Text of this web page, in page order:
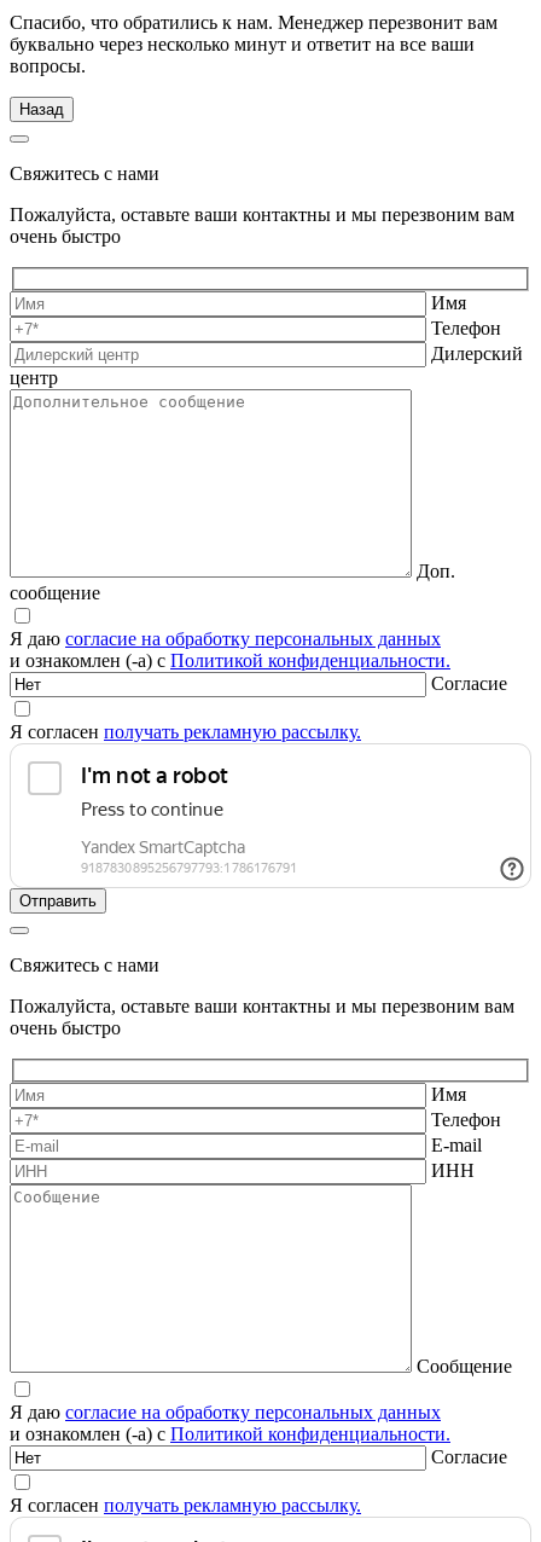
Спасибо, что обратились к нам. Менеджер перезвонит вам
буквально через несколько минут и ответит на все ваши
вопросы.
Назад
Свяжитесь с нами
Пожалуйста, оставьте ваши контактны и мы перезвоним вам
очень быстро
Имя
Телефон
Дилерский
центр
Доп.
сообщение
Я даю согласие на обработку персональных данных
и ознакомлен (-а) с Политикой конфиденциальности.
Согласие
Я согласен получать рекламную рассылку.
Свяжитесь с нами
Пожалуйста, оставьте ваши контактны и мы перезвоним вам
очень быстро
Имя
Телефон
E-mail
ИНН
Сообщение
Я даю согласие на обработку персональных данных
и ознакомлен (-а) с Политикой конфиденциальности.
Согласие
Я согласен получать рекламную рассылку.